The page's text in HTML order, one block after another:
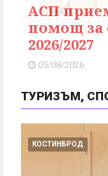
АСП
помощ за
2026/2027
05/08/2026
ТУРИЗЪМ,
КОСТИНБРОД